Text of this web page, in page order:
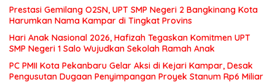
Prestasi Gemilang O2SN, UPT SMP Negeri 2 Bangkinang Kota
Harumkan Nama Kampar di Tingkat Provins
Hari Anak Nasional 2026, Hafizah Tegaskan Komitmen UPT
SMP Negeri 1 Salo Wujudkan Sekolah Ramah Anak
PC PMII Kota Pekanbaru Gelar Aksi di Kejari Kampar, Desak
Pengusutan Dugaan Penyimpangan Proyek Stanum Rp6 Miliar